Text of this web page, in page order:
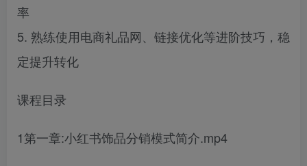
率
5. 熟练使用电商礼品网、链接优化等进阶技巧，稳
定提升转化
课程目录
1第一章:小红书饰品分销模式简介.mp4